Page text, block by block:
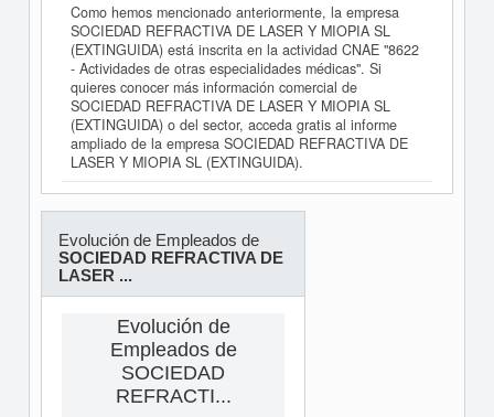
Como hemos mencionado anteriormente, la empresa
SOCIEDAD REFRACTIVA DE LASER Y MIOPIA SL
(EXTINGUIDA) está inscrita en la actividad CNAE "8622
- Actividades de otras especialidades médicas". Si
quieres conocer más información comercial de
SOCIEDAD REFRACTIVA DE LASER Y MIOPIA SL
(EXTINGUIDA) o del sector, acceda gratis al informe
ampliado de la empresa SOCIEDAD REFRACTIVA DE
LASER Y MIOPIA SL (EXTINGUIDA).
Evolución de Empleados de
SOCIEDAD REFRACTIVA DE
LASER ...
Evolución de
Empleados de
SOCIEDAD
REFRACTI...